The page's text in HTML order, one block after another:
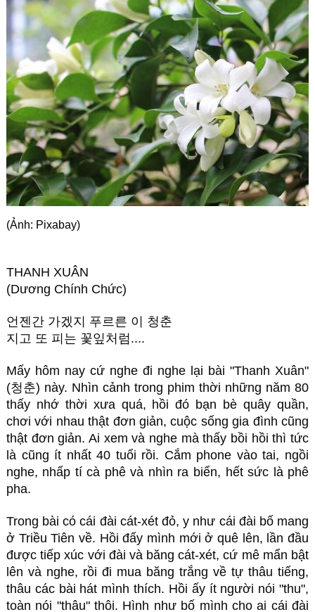
Góc chia sẻ
Liên hệ
Tìm kiếm
(Ảnh: Pixabay)
THANH XUÂN
(Dương Chính Chức)
언젠간 가겠지 푸르른 이 청춘
지고 또 피는 꽃잎처럼....
Mấy hôm nay cứ nghe đi nghe lại bài "Thanh Xuân"
(청춘) này. Nhìn cảnh trong phim thời những năm 80
thấy nhớ thời xưa quá, hồi đó bạn bè quây quần,
chơi với nhau thật đơn giản, cuộc sống gia đình cũng
thật đơn giản. Ai xem và nghe mà thấy bồi hồi thì tức
là cũng ít nhất 40 tuổi rồi. Cắm phone vào tai, ngồi
nghe, nhấp tí cà phê và nhìn ra biển, hết sức là phê
pha.
Trong bài có cái đài cát-xét đỏ, y như cái đài bố mang
ở Triều Tiên về. Hồi đấy mình mới ở quê lên, lần đầu
được tiếp xúc với đài và băng cát-xét, cứ mê mẩn bật
lên và nghe, rồi đi mua băng trắng về tự thâu tiếng,
thâu các bài hát mình thích. Hồi ấy ít người nói "thu",
toàn nói "thâu" thôi. Hình như bố mình cho ai cái đài